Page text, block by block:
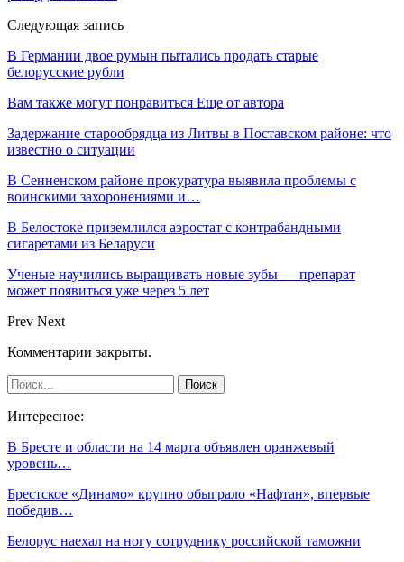
Следующая запись
В Германии двое румын пытались продать старые
белорусские рубли
Вам также могут понравиться Еще от автора
Задержание старообрядца из Литвы в Поставском районе: что
известно о ситуации
В Сенненском районе прокуратура выявила проблемы с
воинскими захоронениями и…
В Белостоке приземлился аэростат с контрабандными
сигаретами из Беларуси
Ученые научились выращивать новые зубы — препарат
может появиться уже через 5 лет
Prev Next
Комментарии закрыты.
Интересное:
В Бресте и области на 14 марта объявлен оранжевый
уровень…
Брестское «Динамо» крупно обыграло «Нафтан», впервые
победив…
Белорус наехал на ногу сотруднику российской таможни